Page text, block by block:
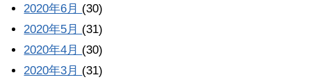
2020年6月 (30)
2020年5月 (31)
2020年4月 (30)
2020年3月 (31)